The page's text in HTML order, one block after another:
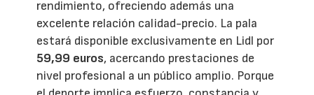
rendimiento, ofreciendo además una
excelente relación calidad-precio. La pala
estará disponible exclusivamente en Lidl por
59,99 euros, acercando prestaciones de
nivel profesional a un público amplio. Porque